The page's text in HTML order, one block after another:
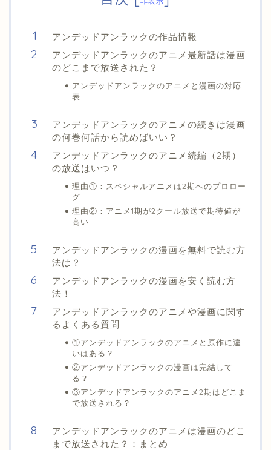
アンデッドアンラックの作品情報
アンデッドアンラックのアニメ最新話は漫画
のどこまで放送された？
アンデッドアンラックのアニメと漫画の対応
表
アンデッドアンラックのアニメの続きは漫画
の何巻何話から読めばいい？
アンデッドアンラックのアニメ続編（2期）
の放送はいつ？
理由①：スペシャルアニメは2期へのプロロー
グ
理由②：アニメ1期が2クール放送で期待値が
高い
アンデッドアンラックの漫画を無料で読む方
法は？
アンデッドアンラックの漫画を安く読む方
法！
アンデッドアンラックのアニメや漫画に関す
るよくある質問
①アンデッドアンラックのアニメと原作に違
いはある？
②アンデッドアンラックの漫画は完結して
る？
③アンデッドアンラックのアニメ2期はどこま
で放送される？
アンデッドアンラックのアニメは漫画のどこ
まで放送された？：まとめ